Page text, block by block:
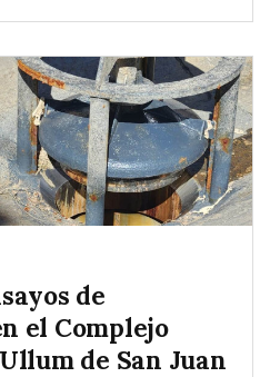
de
el Complejo
de San Juan